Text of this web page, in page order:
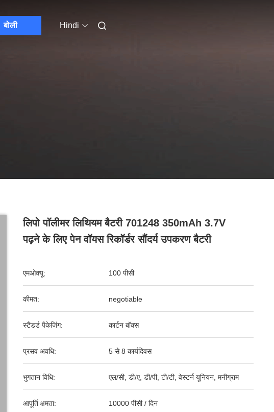
बोली Hindi
लिपो पॉलीमर लिथियम बैटरी 701248 350mAh 3.7V
पढ़ने के लिए पेन वॉयस रिकॉर्डर सौंदर्य उपकरण बैटरी
एमओक्यू: 100 पीसी
कीमत: negotiable
स्टैंडर्ड पैकेजिंग: कार्टन बॉक्स
प्रसव अवधि: 5 से 8 कार्यदिवस
भुगतान विधि: एल/सी, डी/ए, डी/पी, टी/टी, वेस्टर्न यूनियन, मनीग्राम
आपूर्ति क्षमता: 10000 पीसी / दिन